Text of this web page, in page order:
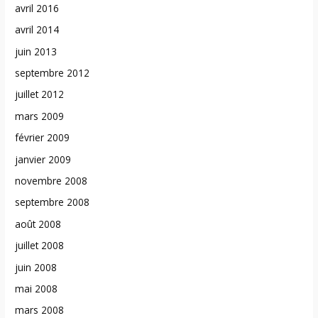
avril 2016
avril 2014
juin 2013
septembre 2012
juillet 2012
mars 2009
février 2009
janvier 2009
novembre 2008
septembre 2008
août 2008
juillet 2008
juin 2008
mai 2008
mars 2008